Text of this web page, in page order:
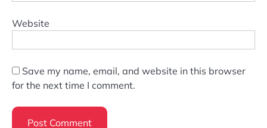
Website
Save my name, email, and website in this browser
for the next time I comment.